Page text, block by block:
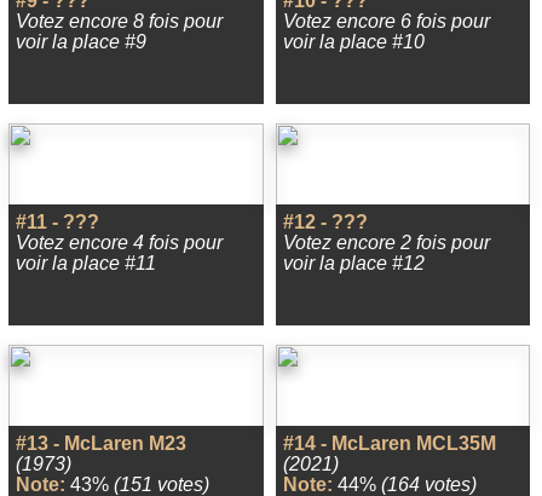
Votez encore 8 fois pour
voir la place #9
Votez encore 6 fois pour
voir la place #10
#11 - ???
Votez encore 4 fois pour
voir la place #11
#12 - ???
Votez encore 2 fois pour
voir la place #12
#13 - McLaren M23
(1973)
Note: 43% (151 votes)
#14 - McLaren MCL35M
(2021)
Note: 44% (164 votes)